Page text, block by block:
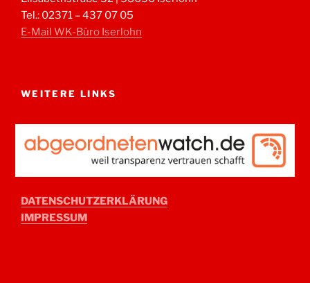
Tel.: 02371 – 437 07 05
E-Mail WK-Büro Iserlohn
WEITERE LINKS
DATENSCHUTZERKLÄRUNG
IMPRESSUM